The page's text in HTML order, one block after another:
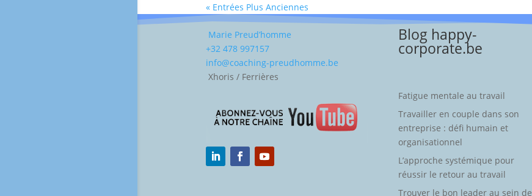
« Entrées Plus Anciennes
Marie Preud’homme
+32 478 997157
info@coaching-preudhomme.be
Xhoris / Ferrières
Blog happy-
corporate.be
Fatigue mentale au travail
Travailler en couple dans son
entreprise : défi humain et
organisationnel
L’approche systémique pour
réussir le retour au travail
Trouver le bon leader au sein de